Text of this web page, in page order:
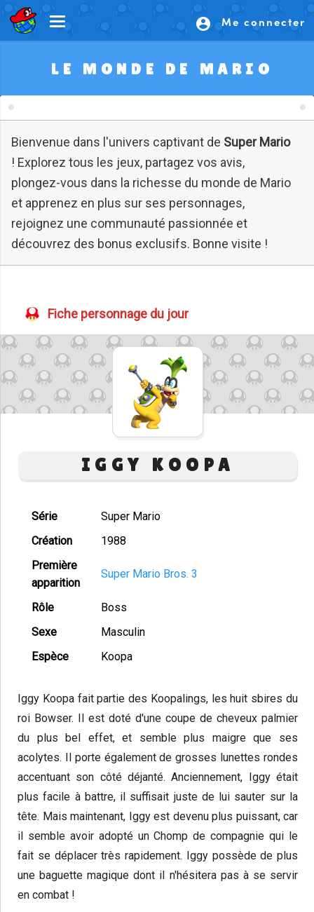
account_circle Me connecter
LE MONDE DE MARIO
Bienvenue dans l'univers captivant de Super Mario
! Explorez tous les jeux, partagez vos avis,
plongez-vous dans la richesse du monde de Mario
et apprenez en plus sur ses personnages,
rejoignez une communauté passionnée et
découvrez des bonus exclusifs. Bonne visite !
Fiche personnage du jour
IGGY KOOPA
Série
Super Mario
Création
1988
Première
apparition
Super Mario Bros. 3
Rôle
Boss
Sexe
Masculin
Espèce
Koopa
Iggy Koopa fait partie des Koopalings, les huit sbires du
roi Bowser. Il est doté d'une coupe de cheveux palmier
du plus bel effet, et semble plus maigre que ses
acolytes. Il porte également de grosses lunettes rondes
accentuant son côté déjanté. Anciennement, Iggy était
plus facile à battre, il suffisait juste de lui sauter sur la
tête. Mais maintenant, Iggy est devenu plus puissant, car
il semble avoir adopté un Chomp de compagnie qui le
fait se déplacer très rapidement. Iggy possède de plus
une baguette magique dont il n'hésitera pas à se servir
en combat !